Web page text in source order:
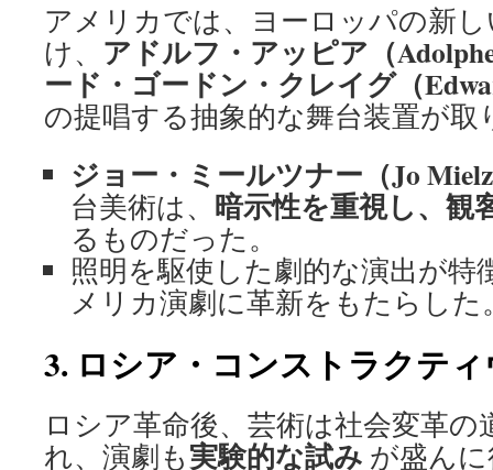
アメリカでは、ヨーロッパの新
け、 アドルフ・アッピア（
ード・ゴードン・クレイグ（
の提唱する抽象的な舞台装置が取
ジョー・ミールツナー（Jo
台美術は、 暗示性を重視し、観
るものだった。
照明を駆使した劇的な演出が特
メリカ演劇に革新をもたらした
3. ロシア・コンストラクテ
ロシア革命後、芸術は社会変革
れ、演劇も実験的な試み が盛ん